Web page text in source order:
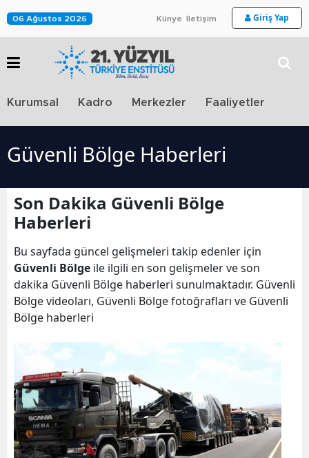
06 Ağustos 2026 Künye İletişim Giriş Yap
Kurumsal Kadro Merkezler Faaliyetler
Güvenli Bölge Haberleri
Son Dakika Güvenli Bölge
Haberleri
Bu sayfada güncel gelişmeleri takip edenler için
Güvenli Bölge ile ilgili en son gelişmeler ve son
dakika Güvenli Bölge haberleri sunulmaktadır. Güvenli
Bölge videoları, Güvenli Bölge fotoğrafları ve Güvenli
Bölge haberleri